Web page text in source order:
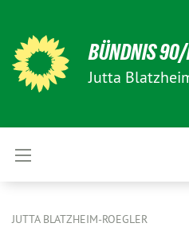
BÜNDNIS 90/
Jutta
JUTTA BLATZHEIM-ROEGLER